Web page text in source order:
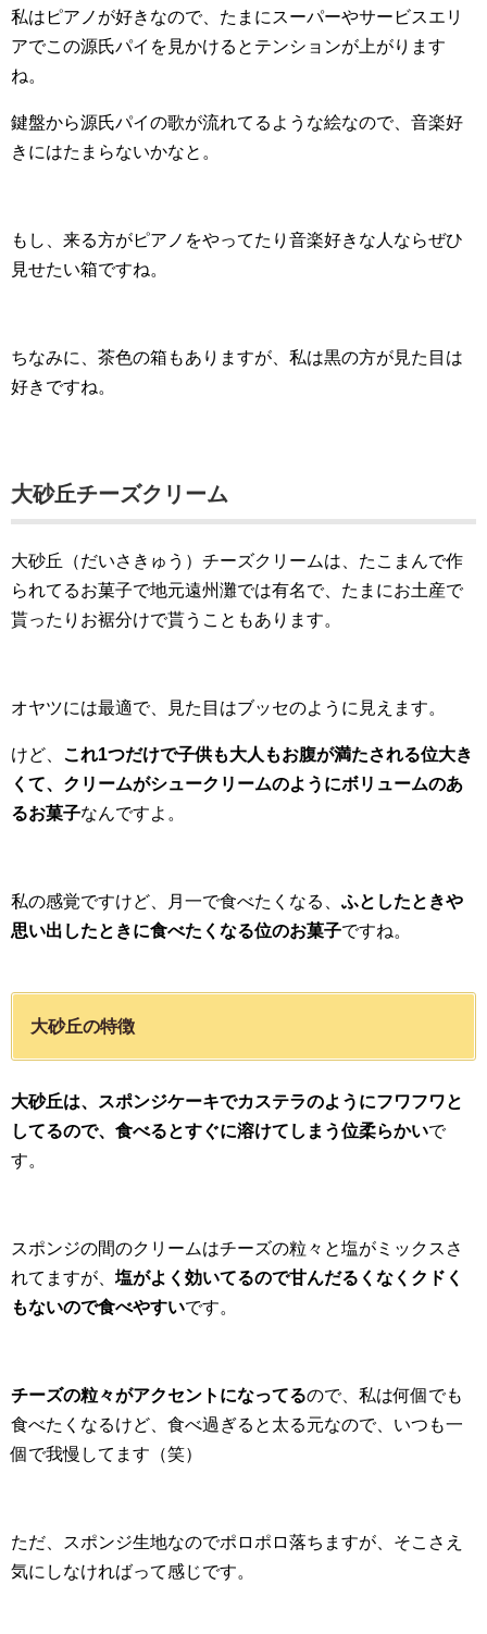
私はピアノが好きなので、たまにスーパーやサービスエリ
アでこの源氏パイを見かけるとテンションが上がります
ね。
鍵盤から源氏パイの歌が流れてるような絵なので、音楽好
きにはたまらないかなと。
もし、来る方がピアノをやってたり音楽好きな人ならぜひ
見せたい箱ですね。
ちなみに、茶色の箱もありますが、私は黒の方が見た目は
好きですね。
大砂丘チーズクリーム
大砂丘（だいさきゅう）チーズクリームは、たこまんで作
られてるお菓子で地元遠州灘では有名で、たまにお土産で
貰ったりお裾分けで貰うこともあります。
オヤツには最適で、見た目はブッセのように見えます。
けど、 これ1つだけで子供も大人もお腹が満たされる位大き
くて、クリームがシュークリームのようにボリュームのあ
るお菓子なんですよ。
私の感覚ですけど、月一で食べたくなる、 ふとしたときや
思い出したときに食べたくなる位のお菓子ですね。
大砂丘の特徴
大砂丘は、スポンジケーキでカステラのようにフワフワと
してるので、食べるとすぐに溶けてしまう位柔らかいで
す。
スポンジの間のクリームはチーズの粒々と塩がミックスさ
れてますが、 塩がよく効いてるので甘んだるくなくクドく
もないので食べやすいです。
チーズの粒々がアクセントになってるので、私は何個でも
食べたくなるけど、食べ過ぎると太る元なので、いつも一
個で我慢してます（笑）
ただ、スポンジ生地なのでポロポロ落ちますが、そこさえ
気にしなければって感じです。